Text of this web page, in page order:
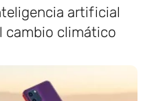
artificial
cambio climático